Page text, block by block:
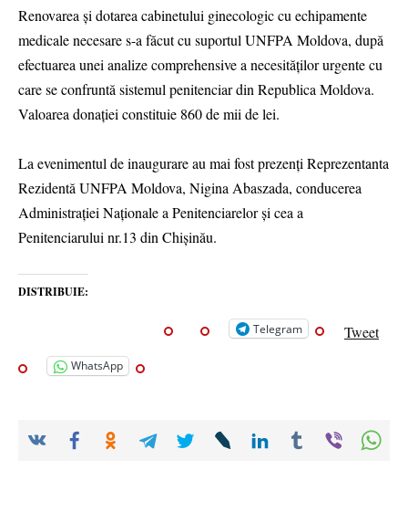
Renovarea și dotarea cabinetului ginecologic cu echipamente
medicale necesare s-a făcut cu suportul UNFPA Moldova, după
efectuarea unei analize comprehensive a necesităților urgente cu
care se confruntă sistemul penitenciar din Republica Moldova.
Valoarea donației constituie 860 de mii de lei.
La evenimentul de inaugurare au mai fost prezenți Reprezentanta
Rezidentă UNFPA Moldova, Nigina Abaszada, conducerea
Administrației Naționale a Penitenciarelor și cea a
Penitenciarului nr.13 din Chișinău.
DISTRIBUIE:
Telegram Tweet
WhatsApp